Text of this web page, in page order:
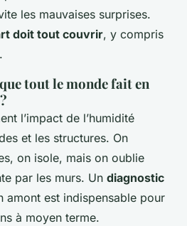
les mauvaises surprises.
doit tout couvrir, y compris
tout le monde fait en
l’impact de l’humidité
et les structures. On
on isole, mais on oublie
par les murs. Un diagnostic
amont est indispensable pour
à moyen terme.